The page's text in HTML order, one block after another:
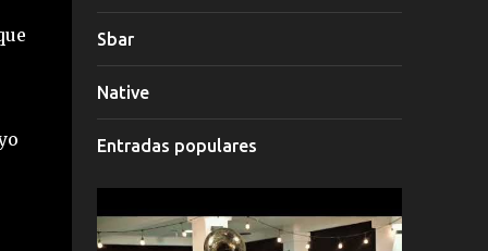
Sbar
Native
Entradas populares